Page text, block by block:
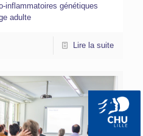
inflammatoires génétiques
adulte
Lire la suite